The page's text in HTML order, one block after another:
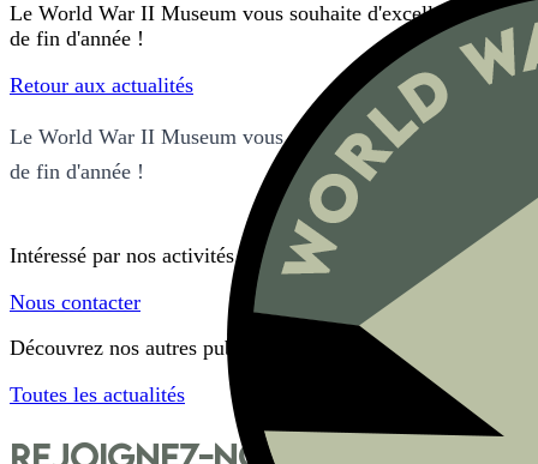
Le World War II Museum vous souhaite d'excellentes fêtes
de fin d'année !
Retour aux actualités
Le World War II Museum vous souhaite d'excellentes fêtes
de fin d'année !
Intéressé par nos activités ou ateliers ?
Nous contacter
Découvrez nos autres publications
Toutes les actualités